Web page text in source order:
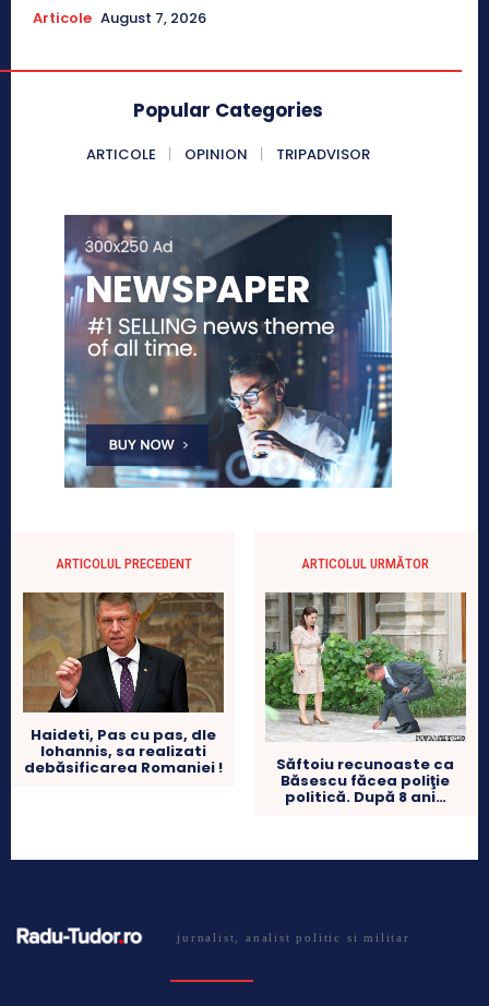
Articole August 7, 2026
Popular Categories
ARTICOLE OPINION TRIPADVISOR
ARTICOLUL PRECEDENT
Haideti, Pas cu pas, dle
Iohannis, sa realizati
debăsificarea Romaniei !
ARTICOLUL URMĂTOR
Săftoiu recunoaste ca
Băsescu făcea poliţie
politică. După 8 ani…
jurnalist, analist politic si militar